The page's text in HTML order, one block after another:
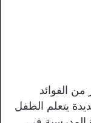
من الفوائد
يتعلم الطفل